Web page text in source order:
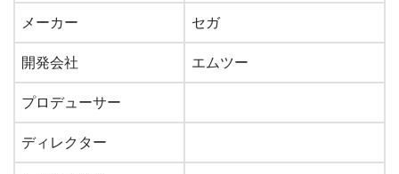
メーカー セガ
開発会社 エムツー
プロデューサー
ディレクター